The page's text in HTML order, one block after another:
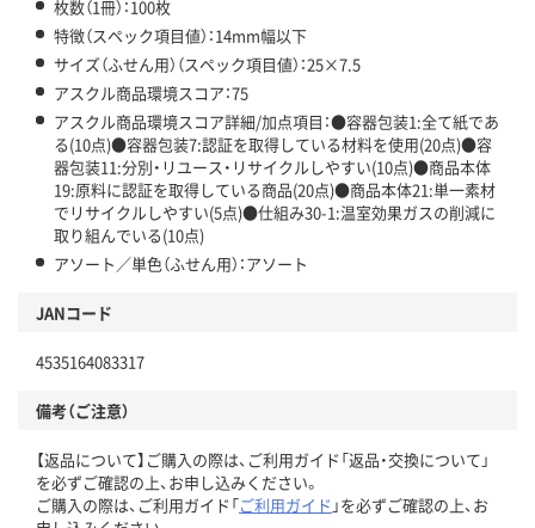
枚数（1冊）：100枚
特徴（スペック項目値）：14mm幅以下
サイズ（ふせん用）（スペック項目値）：25×7.5
アスクル商品環境スコア：75
アスクル商品環境スコア詳細/加点項目：●容器包装1:全て紙であ
る(10点)●容器包装7:認証を取得している材料を使用(20点)●容
器包装11:分別・リユース・リサイクルしやすい(10点)●商品本体
19:原料に認証を取得している商品(20点)●商品本体21:単一素材
でリサイクルしやすい(5点)●仕組み30-1:温室効果ガスの削減に
取り組んでいる(10点)
アソート／単色（ふせん用）：アソート
JANコード
4535164083317
備考（ご注意）
【返品について】ご購入の際は、ご利用ガイド「返品・交換について」
を必ずご確認の上、お申し込みください。
ご購入の際は、ご利用ガイド「ご利用ガイド 」を必ずご確認の上、お